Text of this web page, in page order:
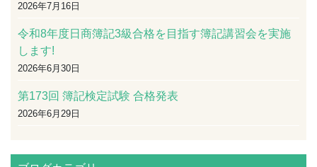
2026年7月16日
令和8年度日商簿記3級合格を目指す簿記講習会を実施
します!
2026年6月30日
第173回 簿記検定試験 合格発表
2026年6月29日